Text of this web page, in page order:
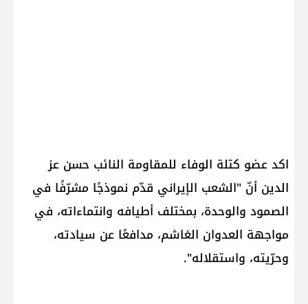
اكد عضو كتلة الوفاء للمقاومة النائب حسن عز
الدين أنّ "الشعب ال​إيران​ي قدّم نموذجًا مشرّفًا في
الصمود والوحدة، بمختلف أطيافه وانتماءاته، في
مواجهة العدوان الغاشم، مدافعًا عن سيادته،
وحرّيته، واستقلاله".